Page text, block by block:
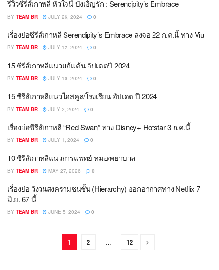
รีวิวซีรีส์เกาหลี หัวใจนี้ บังเอิญรัก : Serendipity’s Embrace
BY TEAM BR JULY 26, 2024 0
เรื่องย่อซีรีส์เกาหลี Serendipity’s Embrace ลงจอ 22 ก.ค.นี้ ทาง Viu
BY TEAM BR JULY 12, 2024 0
15 ซีรีส์เกาหลีแนวแก้แค้น อัปเดตปี 2024
BY TEAM BR JULY 10, 2024 0
15 ซีรีส์เกาหลีแนวไฮสคูล/โรงเรียน อัปเดต ปี 2024
BY TEAM BR JULY 2, 2024 0
เรื่องย่อซีรีส์เกาหลี “Red Swan” ทาง Disney+ Hotstar 3 ก.ค.นี้
BY TEAM BR JULY 1, 2024 0
10 ซีรีส์เกาหลีแนวการแพทย์ หมอ/พยาบาล
BY TEAM BR MAY 27, 2026 0
เรื่องย่อ วังวนสงครามชนชั้น (Hierarchy) ออกอากาศทาง Netflix 7
มิ.ย. 67 นี้
BY TEAM BR JUNE 5, 2024 0
1 2 … 12